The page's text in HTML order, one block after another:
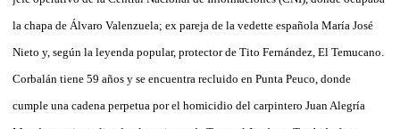
la chapa de Álvaro Valenzuela; ex pareja de la vedette española María José
Nieto y, según la leyenda popular, protector de Tito Fernández, El Temucano.
Corbalán tiene 59 años y se encuentra recluido en Punta Peuco, donde
cumple una cadena perpetua por el homicidio del carpintero Juan Alegría